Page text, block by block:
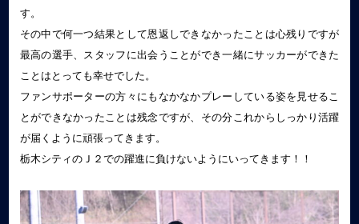
す。
その中で何一つ結果として恩返しできなかったことは心残りですが
最高の選手、スタッフに出会うことができ一緒にサッカーができた
ことはとっても幸せでした。
ファンサポーターの方々にもなかなかプレーしている姿を見せるこ
とができなかったことは残念ですが、その分これからしっかり活躍
が届くように頑張ってきます。
栃木シティのＪ２での躍進に負けないようにいってきます！！